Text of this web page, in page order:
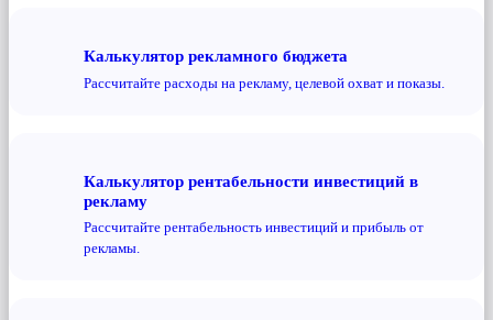
Калькулятор рекламного бюджета
Рассчитайте расходы на рекламу, целевой охват и показы.
Калькулятор рентабельности инвестиций в
рекламу
Рассчитайте рентабельность инвестиций и прибыль от
рекламы.